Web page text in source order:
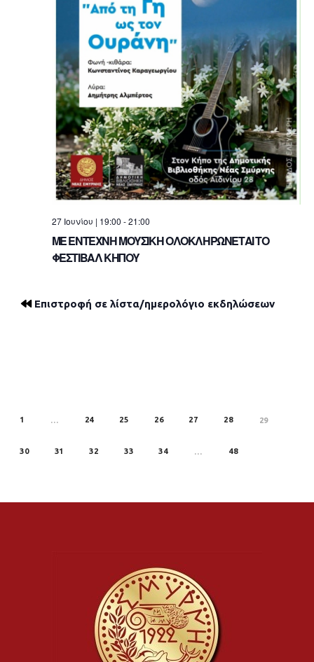
27 Ιουνίου | 19:00 -21:00
ΜΕ ΕΝΤΕΧΝΗ ΜΟΥΣΙΚΗ ΟΛΟΚΛΗΡΩΝΕΤΑΙ ΤΟ
ΦΕΣΤΙΒΑΛ ΚΗΠΟΥ
Επιστροφή σε λίστα/ημερολόγιο εκδηλώσεων
1 … 24 25 26 27 28 29
30 31 32 33 34 … 48